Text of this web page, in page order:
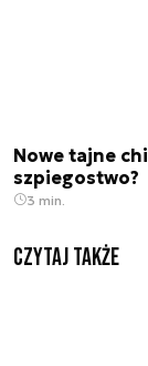
Nowe tajne
szpiegostwo?
3 min.
Czytaj także